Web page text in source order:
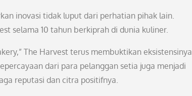
inovasi tidak luput dari perhatian pihak lain.
selama 10 tahun berkiprah di dunia kuliner.
The Harvest terus membuktikan eksistensinya
dari para pelanggan setia juga menjadi
reputasi dan citra positifnya.